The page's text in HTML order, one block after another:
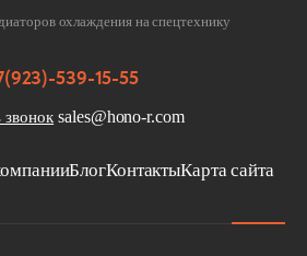
охлаждения на спецтехнику
БлогКонтактыКарта сайта
539-15-55
звонок sales@hono-r.com